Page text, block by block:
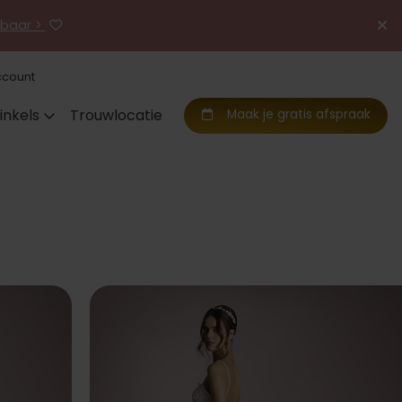
>
Trouwlocatie Maak je gratis afspraak